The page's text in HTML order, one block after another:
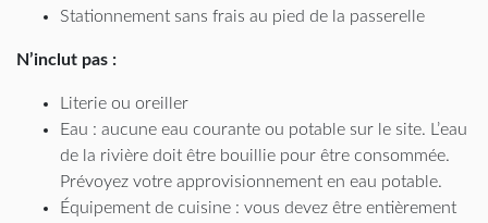
Stationnement sans frais au pied de la passerelle
N’inclut pas :
Literie ou oreiller
Eau : aucune eau courante ou potable sur le site. L’eau
de la rivière doit être bouillie pour être consommée.
Prévoyez votre approvisionnement en eau potable.
Équipement de cuisine : vous devez être entièrement